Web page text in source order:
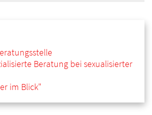
Beratung bei sexualisierter
im Blick"